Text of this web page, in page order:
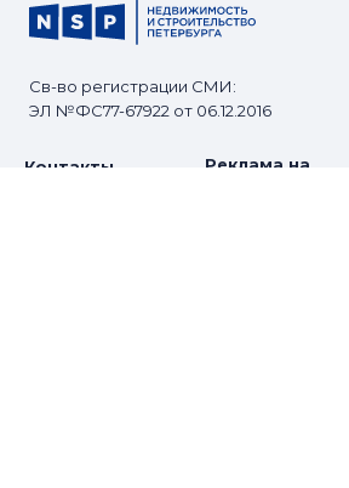
Св-во регистрации СМИ:
ЭЛ №ФС77-67922 от 06.12.2016
Контакты
Реклама на